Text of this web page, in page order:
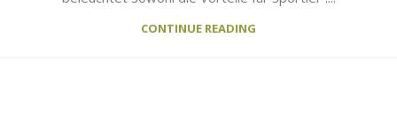
CONTINUE READING